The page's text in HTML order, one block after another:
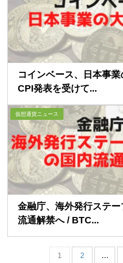
コインベース、日本事
CPI発表を受けて...
仮想通貨ニュース
金融庁、海外発行ステ
流通解禁へ / BTC...
1 2 …